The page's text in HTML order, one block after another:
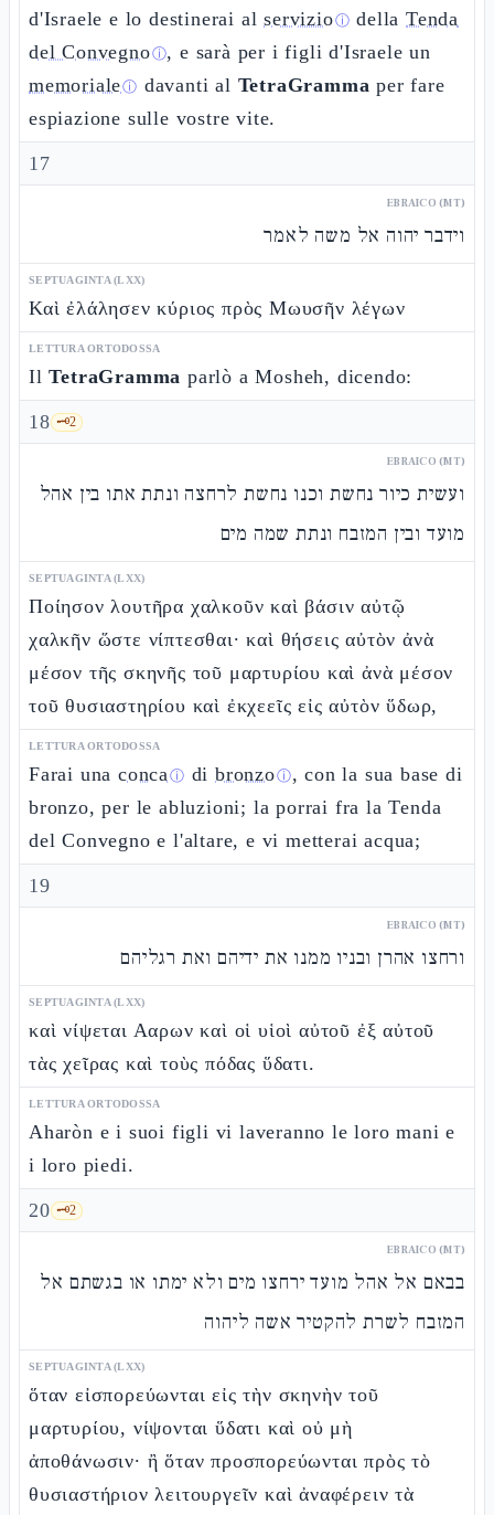
d'Israele e lo destinerai alservizioⓘ dellaTenda
del Convegnoⓘ, e sarà per i figli d'Israele un
memorialeⓘ davanti al TetraGramma per fare
espiazione sulle vostre vite.
17
EBRAICO (MT)
וידבר יהוה אל משה לאמר
SEPTUAGINTA (LXX)
Καὶ ἐλάλησεν κύριος πρὸς Μωυσῆν λέγων
LETTURA ORTODOSSA
IlTetraGramma parlò a Mosheh, dicendo:
18 🗝️2
EBRAICO (MT)
ועשית כיור נחשת וכנו נחשת לרחצה ונתת אתו בין אהל
מועד ובין המזבח ונתת שמה מים
SEPTUAGINTA (LXX)
Ποίησον λουτῆρα χαλκοῦν καὶ βάσιν αὐτῷ
χαλκῆν ὥστε νίπτεσθαι· καὶ θήσεις αὐτὸν ἀνὰ
μέσον τῆς σκηνῆς τοῦ μαρτυρίου καὶ ἀνὰ μέσον
τοῦ θυσιαστηρίου καὶ ἐκχεεῖς εἰς αὐτὸν ὕδωρ,
LETTURA ORTODOSSA
Farai unaconcaⓘ dibronzoⓘ, con la sua base di
bronzo, per le abluzioni; la porrai fra la Tenda
del Convegno e l'altare, e vi metterai acqua;
19
EBRAICO (MT)
ורחצו אהרן ובניו ממנו את ידיהם ואת רגליהם
SEPTUAGINTA (LXX)
καὶ νίψεται Ααρων καὶ οἱ υἱοὶ αὐτοῦ ἐξ αὐτοῦ
τὰς χεῖρας καὶ τοὺς πόδας ὕδατι.
LETTURA ORTODOSSA
Aharòn e i suoi figli vi laveranno le loro mani e
i loro piedi.
20 🗝️2
EBRAICO (MT)
בבאם אל אהל מועד ירחצו מים ולא ימתו או בגשתם אל
המזבח לשרת להקטיר אשה ליהוה
SEPTUAGINTA (LXX)
ὅταν εἰσπορεύωνται εἰς τὴν σκηνὴν τοῦ
μαρτυρίου, νίψονται ὕδατι καὶ οὐ μὴ
ἀποθάνωσιν· ἢ ὅταν προσπορεύωνται πρὸς τὸ
θυσιαστήριον λειτουργεῖν καὶ ἀναφέρειν τὰ